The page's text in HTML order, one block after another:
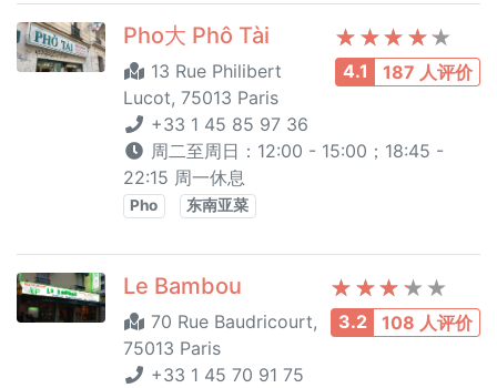
4.1 187 人评价
Pho大 Phô Tài
13 Rue Philibert
Lucot, 75013 Paris
+33 1 45 85 97 36
周二至周日：12:00 - 15:00；18:45 -
22:15 周一休息
Pho 东南亚菜
3.2 108 人评价
Le Bambou
70 Rue Baudricourt,
75013 Paris
+33 1 45 70 91 75